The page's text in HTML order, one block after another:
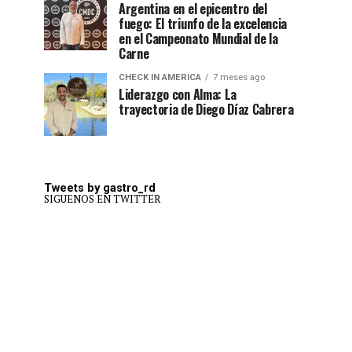
Argentina en el epicentro del
fuego: El triunfo de la excelencia
en el Campeonato Mundial de la
Carne
CHECK IN AMERICA 7 meses ago
Liderazgo con Alma: La
trayectoria de Diego Díaz Cabrera
Tweets by gastro_rd
SIGUENOS EN TWITTER